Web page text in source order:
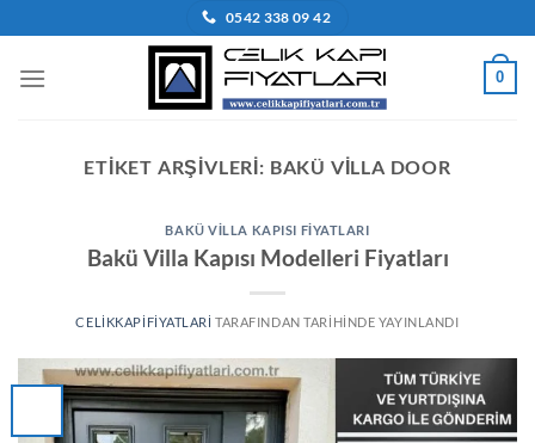
atla
0542 338 09 42
0
ETIKET ARŞIVLERI: BAKÜ VILLA DOOR
BAKÜ VILLA KAPISI FIYATLARI
Bakü Villa Kapısı Modelleri Fiyatları
CELIKKAPIFIYATLARI TARAFINDAN TARIHINDE YAYINLANDI